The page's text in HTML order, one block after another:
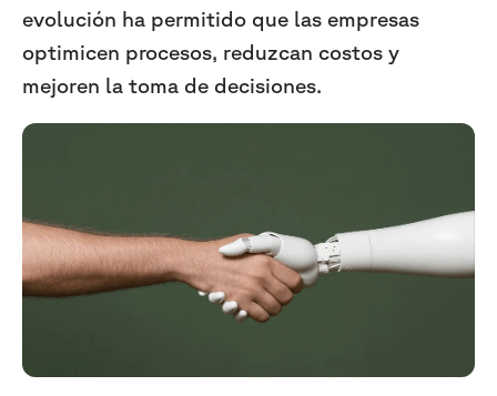
evolución ha permitido que las empresas
optimicen procesos, reduzcan costos y
mejoren la toma de decisiones.